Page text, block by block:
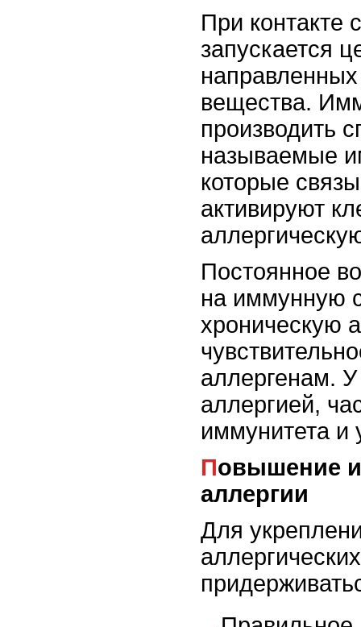
При контакте
запускается
вещества.
производить
называемые
которые
активируют
Постоянное
на иммунную
хроническую
аллергенам.
аллергией,
иммунитета и
Повышение иммунитета для профилактики
аллергии
Для